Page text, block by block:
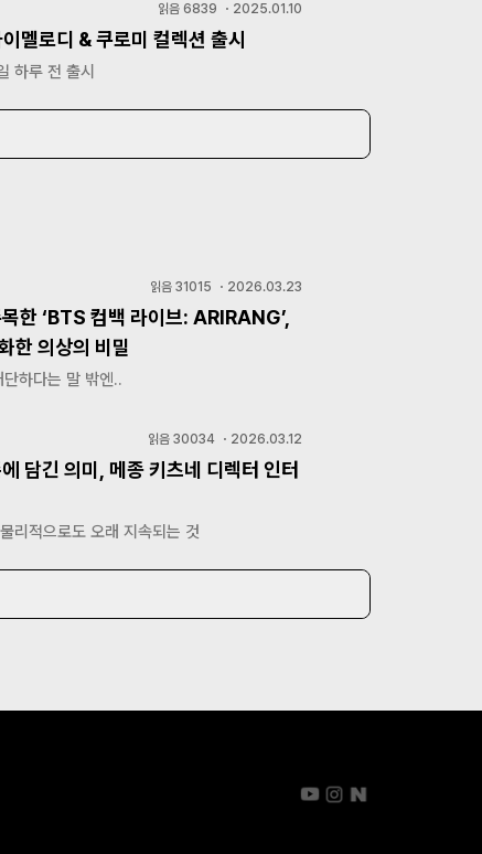
읽음 6839 ・ 2025.01.10
멜로디 & 쿠로미 컬렉션 출시
하루 전 출시
읽음 31015 ・ 2026.03.23
한 ‘BTS 컴백 라이브: ARIRANG’,
한 의상의 비밀
하다는 말 밖엔..
읽음 30034・ 2026.03.12
담긴 의미, 메종 키츠네 디렉터 인터
리적으로도 오래 지속되는 것